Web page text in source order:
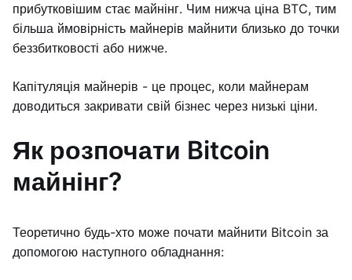
прибутковішим стає майнінг. Чим нижча ціна BTC, тим
більша ймовірність майнерів майнити близько до точки
беззбитковості або нижче.
Капітуляція майнерів - це процес, коли майнерам
доводиться закривати свій бізнес через низькі ціни.
Як розпочати Bitcoin
майнінг?
Теоретично будь-хто може почати майнити Bitcoin за
допомогою наступного обладнання: